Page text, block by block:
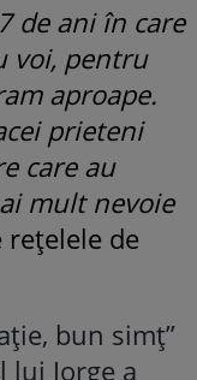
de ani în care
voi, pentru
aproape.
prieteni
care au
mult nevoie
rețelele de